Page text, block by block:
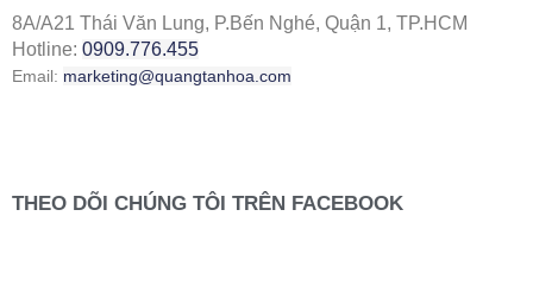
8A/A21 Thái Văn Lung, P.Bến Nghé, Quận 1, TP.HCM
Hotline: 0909.776.455
Email: marketing@quangtanhoa.com
THEO DÕI CHÚNG TÔI TRÊN FACEBOOK